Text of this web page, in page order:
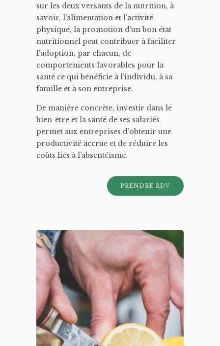
sur les deux versants de la nutrition, à
savoir, l’alimentation et l’activité
physique, la promotion d’un bon état
nutritionnel peut contribuer à faciliter
l’adoption, par chacun, de
comportements favorables pour la
santé ce qui bénéficie à l’individu, à sa
famille et à son entreprise.
De manière concrète, investir dans le
bien-être et la santé de ses salariés
permet aux entreprises d’obtenir une
productivité accrue et de réduire les
coûts liés à l’absentéisme.
PRENDRE RDV